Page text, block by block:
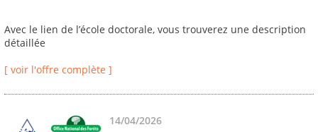
Avec le lien de l’école doctorale, vous trouverez une description
détaillée
[ voir l'offre complète ]
14/04/2026